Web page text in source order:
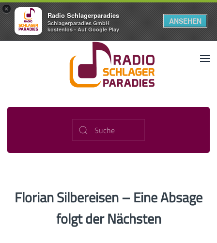
×
Radio Schlagerparadies
Schlagerparadies GmbH
kostenlos - Auf Google Play
ANSEHEN
Florian Silbereisen – Eine Absage
folgt der Nächsten